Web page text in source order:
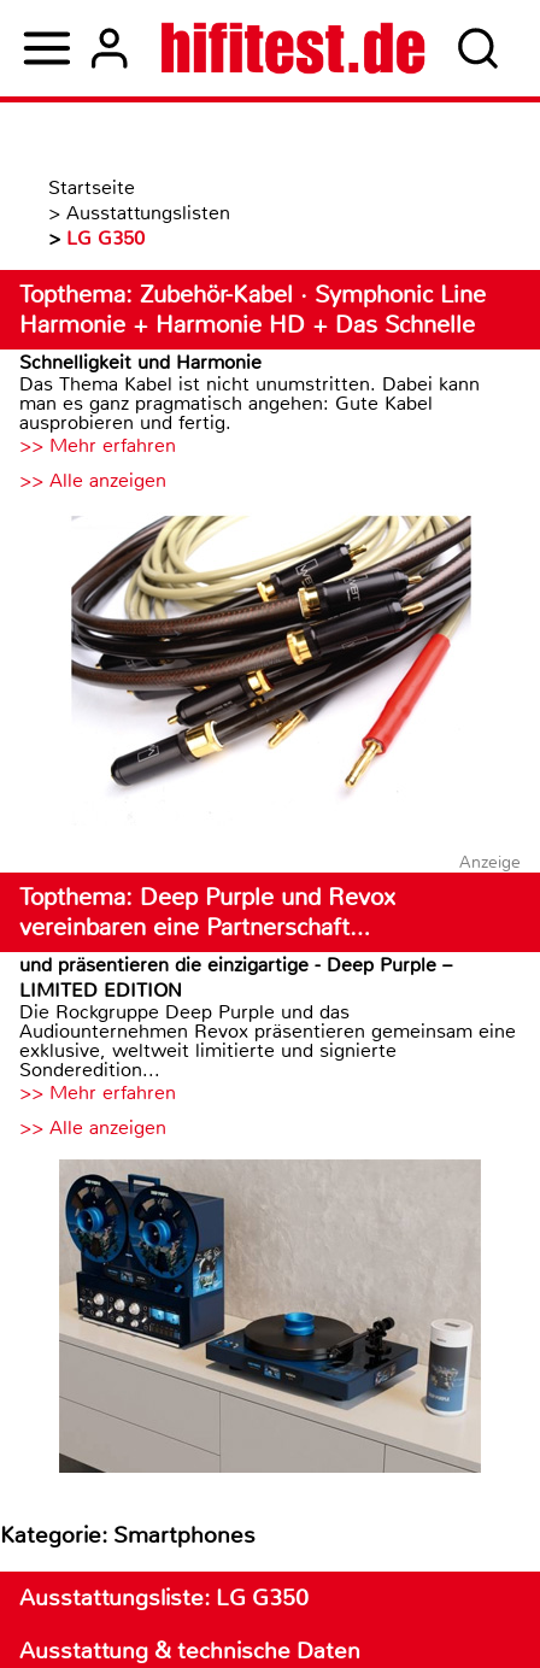
Startseite
> Ausstattungslisten
> LG G350
Topthema: Zubehör-Kabel · Symphonic Line
Harmonie + Harmonie HD + Das Schnelle
Schnelligkeit und Harmonie
Das Thema Kabel ist nicht unumstritten. Dabei kann
man es ganz pragmatisch angehen: Gute Kabel
ausprobieren und fertig.
>> Mehr erfahren
>> Alle anzeigen
Anzeige
Topthema: Deep Purple und Revox
vereinbaren eine Partnerschaft…
und präsentieren die einzigartige - Deep Purple –
LIMITED EDITION
Die Rockgruppe Deep Purple und das
Audiounternehmen Revox präsentieren gemeinsam eine
exklusive, weltweit limitierte und signierte
Sonderedition...
>> Mehr erfahren
>> Alle anzeigen
Kategorie: Smartphones
Ausstattungsliste: LG G350
Ausstattung & technische Daten